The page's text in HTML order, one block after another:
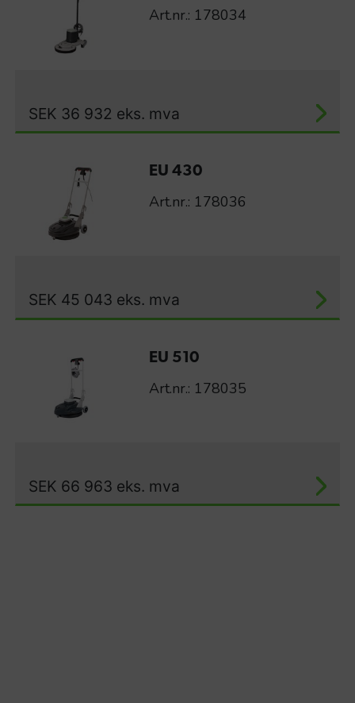
Art.nr.: 178034
SEK 36 932 eks. mva
EU 430
Art.nr.: 178036
SEK 45 043 eks. mva
EU 510
Art.nr.: 178035
SEK 66 963 eks. mva